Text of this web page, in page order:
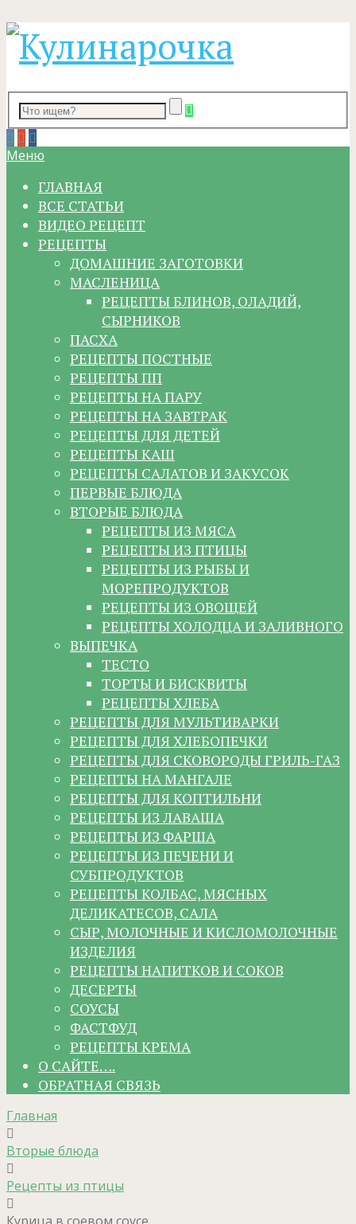
Меню
ГЛАВНАЯ
ВСЕ СТАТЬИ
ВИДЕО РЕЦЕПТ
РЕЦЕПТЫ
ДОМАШНИЕ ЗАГОТОВКИ
МАСЛЕНИЦА
РЕЦЕПТЫ БЛИНОВ, ОЛАДИЙ,
СЫРНИКОВ
ПАСХА
РЕЦЕПТЫ ПОСТНЫЕ
РЕЦЕПТЫ ПП
РЕЦЕПТЫ НА ПАРУ
РЕЦЕПТЫ НА ЗАВТРАК
РЕЦЕПТЫ ДЛЯ ДЕТЕЙ
РЕЦЕПТЫ КАШ
РЕЦЕПТЫ САЛАТОВ И ЗАКУСОК
ПЕРВЫЕ БЛЮДА
ВТОРЫЕ БЛЮДА
РЕЦЕПТЫ ИЗ МЯСА
РЕЦЕПТЫ ИЗ ПТИЦЫ
РЕЦЕПТЫ ИЗ РЫБЫ И
МОРЕПРОДУКТОВ
РЕЦЕПТЫ ИЗ ОВОЩЕЙ
РЕЦЕПТЫ ХОЛОДЦА И ЗАЛИВНОГО
ВЫПЕЧКА
ТЕСТО
ТОРТЫ И БИСКВИТЫ
РЕЦЕПТЫ ХЛЕБА
РЕЦЕПТЫ ДЛЯ МУЛЬТИВАРКИ
РЕЦЕПТЫ ДЛЯ ХЛЕБОПЕЧКИ
РЕЦЕПТЫ ДЛЯ СКОВОРОДЫ ГРИЛЬ-ГАЗ
РЕЦЕПТЫ НА МАНГАЛЕ
РЕЦЕПТЫ ДЛЯ КОПТИЛЬНИ
РЕЦЕПТЫ ИЗ ЛАВАША
РЕЦЕПТЫ ИЗ ФАРША
РЕЦЕПТЫ ИЗ ПЕЧЕНИ И
СУБПРОДУКТОВ
РЕЦЕПТЫ КОЛБАС, МЯСНЫХ
ДЕЛИКАТЕСОВ, САЛА
СЫР, МОЛОЧНЫЕ И КИСЛОМОЛОЧНЫЕ
ИЗДЕЛИЯ
РЕЦЕПТЫ НАПИТКОВ И СОКОВ
ДЕСЕРТЫ
СОУСЫ
ФАСТФУД
РЕЦЕПТЫ КРЕМА
О САЙТЕ….
ОБРАТНАЯ СВЯЗЬ
Главная
Вторые блюда
Рецепты из птицы